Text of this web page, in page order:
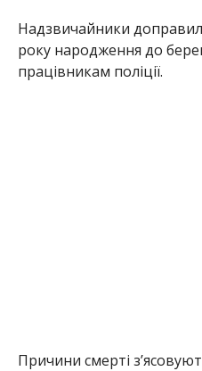
Надзвичайники
року народження до
працівникам поліції.
Причини смерті